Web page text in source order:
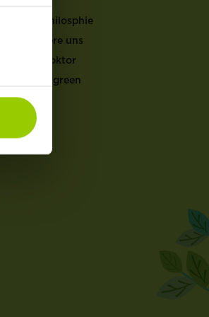
Unsere Philosphie
Kontaktiere uns
Garten Doktor
Mein Evergreen